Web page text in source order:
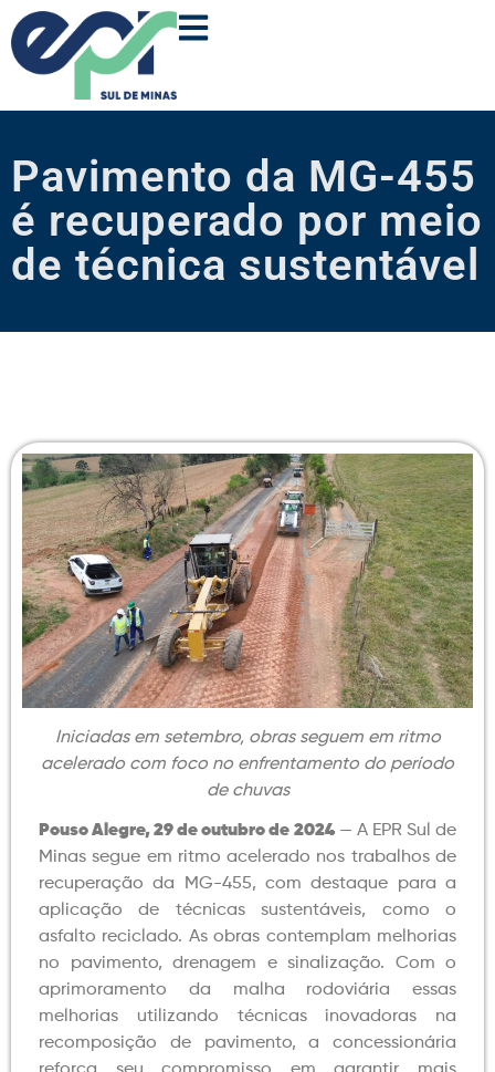
Pavimento da MG-455
é recuperado por meio
de técnica sustentável
Iniciadas em setembro, obras seguem em ritmo
acelerado com foco no enfrentamento do período
de chuvas
Pouso Alegre, 29 de outubro de 2024— A EPR Sul de
Minas segue em ritmo acelerado nos trabalhos de
recuperação da MG-455, com destaque para a
aplicação de técnicas sustentáveis, como o
asfalto reciclado. As obras contemplam melhorias
no pavimento, drenagem e sinalização. Com o
aprimoramento da malha rodoviária essas
melhorias utilizando técnicas inovadoras na
recomposição de pavimento, a concessionária